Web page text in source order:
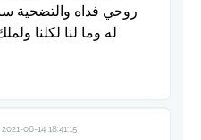
روحي فداه والتضحية
له وما لنا لكلنا
2021-06-14 18:41:15